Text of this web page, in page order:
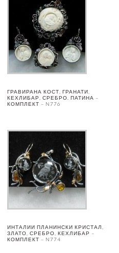
ГРАВИРАНА КОСТ, ГРАНАТИ,
КЕХЛИБАР, СРЕБРО, ПАТИНА –
КОМПЛЕКТ – N776
ИНТАЛИИ ПЛАНИНСКИ КРИСТАЛ,
ЗЛАТО, СРЕБРО, КЕХЛИБАР –
КОМПЛЕКТ – N774